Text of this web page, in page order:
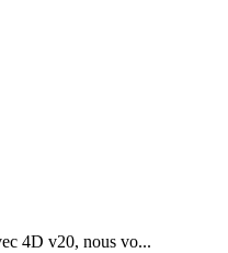
4D v20, nous vo...